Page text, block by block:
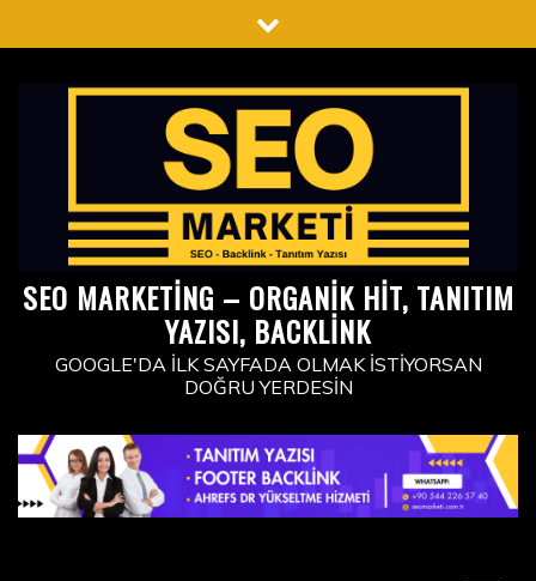
to
SEO MARKETING – ORGANIK HIT, TANITIM
YAZISI, BACKLINK
GOOGLE'DA İLK SAYFADA OLMAK İSTIYORSAN
DOĞRU YERDESIN